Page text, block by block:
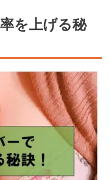
を上げる秘